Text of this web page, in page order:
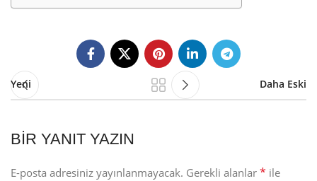
Yeni Daha Eski
BIR YANIT YAZIN
E-posta adresiniz yayınlanmayacak. Gerekli alanlar * ile